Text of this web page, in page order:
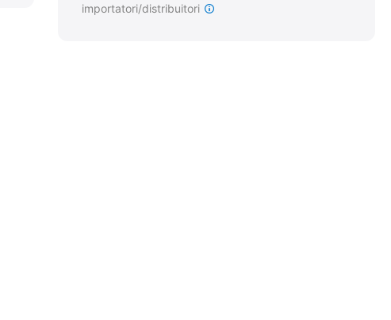
importatori/distribuitori